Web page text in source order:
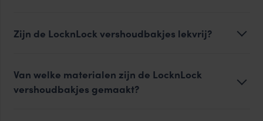
Zijn de LocknLock vershoudbakjes lekvrij?
Van welke materialen zijn de LocknLock
vershoudbakjes gemaakt?